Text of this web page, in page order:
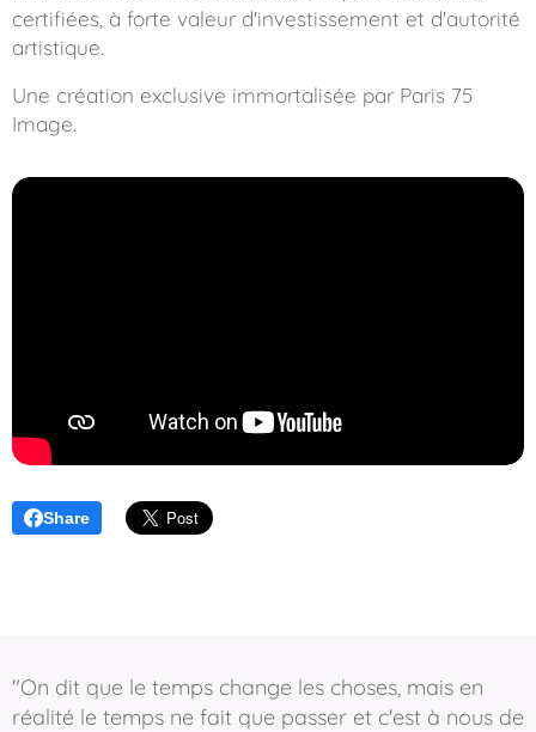
certifiées, à forte valeur d'investissement et d'autorité
artistique.
Une création exclusive immortalisée par Paris 75
Image.
Share
"On dit que le temps change les choses, mais en
réalité le temps ne fait que passer et c'est à nous de